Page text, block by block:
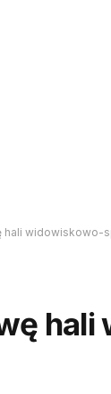
hali widowiskowo-